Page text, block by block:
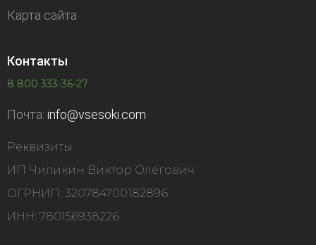
Карта сайта
Контакты
8 800 333-36-27
Почта: info@vsesoki.com
Реквизиты
ИП Чиликин Виктор Олегович
ОГРНИП: 320784700182896
ИНН: 780156938226